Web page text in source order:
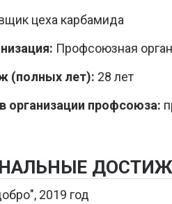
цеха карбамида
Профсоюзная
(полных лет): 28 лет
организации профсоюза:
2019 год